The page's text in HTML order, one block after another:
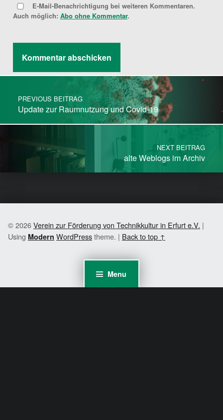
Menu
E-Mail-Benachrichtigung bei weiteren Kommentaren.
Auch möglich: Abo ohne Kommentar.
Post navigation
PREVIOUS BEITRAG
Update zur Raumnutzung und Covid-19
NEXT BEITRAG
alte Weblogs im Archiv
© 2026Verein zur Förderung von Technikkultur in Erfurt e.V. |
Using Modern WordPresstheme. | Back to top ↑